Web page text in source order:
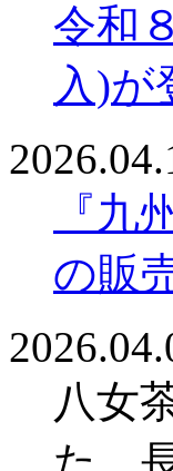
令和
入)が
『
の販
八女